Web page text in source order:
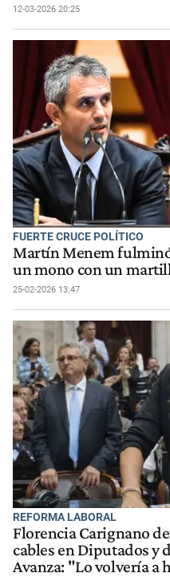
12-03-2026 20:25
FUERTE CRUCE POLÍTICO
Martín Menem
un mono con un
25-02-2026 13:47
REFORMA LABORAL
Florencia Carignano
cables en Diputados y
Avanza: "Lo volvería a